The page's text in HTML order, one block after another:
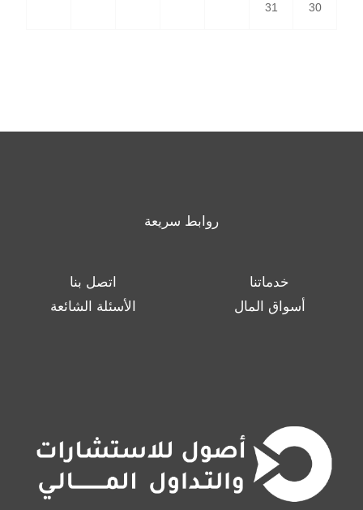
30
31
روابط سريعة
خدماتنا
اتصل بنا
أسواق المال
الأسئلة الشائعة